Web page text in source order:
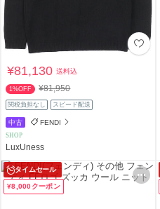
¥81,130送料込
1%OFF ¥81,950
関税負担なし スピード配送
中古 FENDI
SHOP
LuxUness
タイムセール
¥8,000クーポン